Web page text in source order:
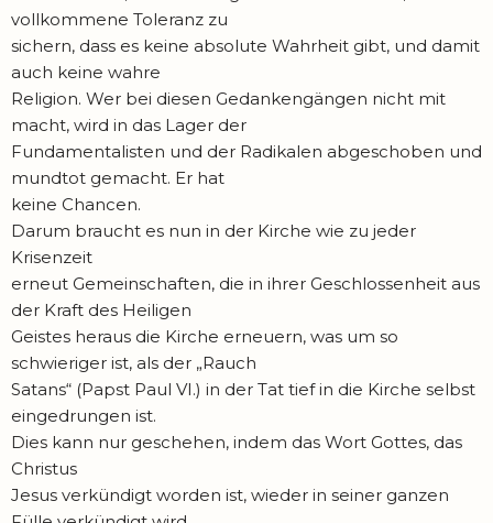
vollkommene Toleranz zu
sichern, dass es keine absolute Wahrheit gibt, und damit
auch keine wahre
Religion. Wer bei diesen Gedankengängen nicht mit
macht, wird in das Lager der
Fundamentalisten und der Radikalen abgeschoben und
mundtot gemacht. Er hat
keine Chancen.
Darum braucht es nun in der Kirche wie zu jeder
Krisenzeit
erneut Gemeinschaften, die in ihrer Geschlossenheit aus
der Kraft des Heiligen
Geistes heraus die Kirche erneuern, was um so
schwieriger ist, als der „Rauch
Satans“ (Papst Paul VI.) in der Tat tief in die Kirche selbst
eingedrungen ist.
Dies kann nur geschehen, indem das Wort Gottes, das
Christus
Jesus verkündigt worden ist, wieder in seiner ganzen